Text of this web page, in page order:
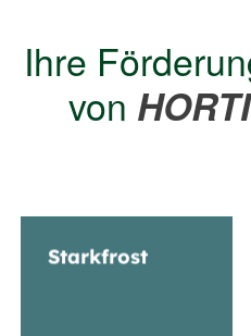
Ihre
von
Starkfrost